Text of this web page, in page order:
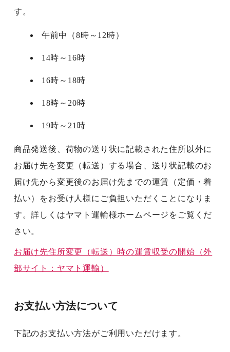
す。
午前中（8時～12時）
14時～16時
16時～18時
18時～20時
19時～21時
商品発送後、荷物の送り状に記載された住所以外に
お届け先を変更（転送）する場合、送り状記載のお
届け先から変更後のお届け先までの運賃（定価・着
払い）をお受け人様にご負担いただくことになりま
す。詳しくはヤマト運輸様ホームページをご覧くだ
さい。
お届け先住所変更（転送）時の運賃収受の開始（外
部サイト：ヤマト運輸）
お支払い方法について
下記のお支払い方法がご利用いただけます。